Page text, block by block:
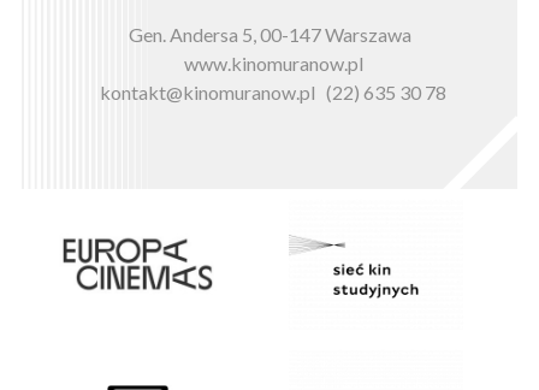
Gen. Andersa 5, 00-147 Warszawa
www.kinomuranow.pl
kontakt@kinomuranow.pl (22) 635 30 78